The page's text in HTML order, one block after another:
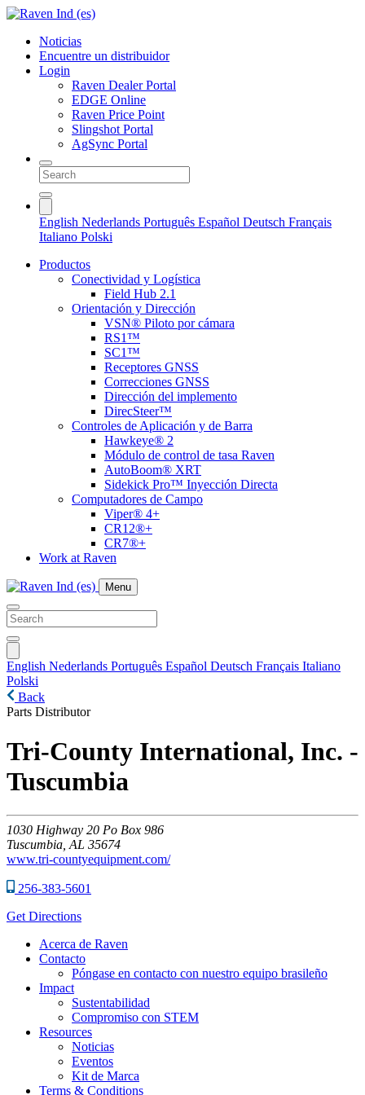
Noticias
Encuentre un distribuidor
Login
Raven Dealer Portal
EDGE Online
Raven Price Point
Slingshot Portal
AgSync Portal
English Nederlands Português Español Deutsch Français
Italiano Polski
Productos
Conectividad y Logística
Field Hub 2.1
Orientación y Dirección
VSN® Piloto por cámara
RS1™
SC1™
Receptores GNSS
Correcciones GNSS
Dirección del implemento
DirecSteer™
Controles de Aplicación y de Barra
Hawkeye® 2
Módulo de control de tasa Raven
AutoBoom® XRT
Sidekick Pro™ Inyección Directa
Computadores de Campo
Viper® 4+
CR12®+
CR7®+
Work at Raven
Menu
English Nederlands Português Español Deutsch Français Italiano
Polski
Back
Parts Distributor
Tri-County International, Inc. -
Tuscumbia
1030 Highway 20 Po Box 986
Tuscumbia, AL 35674
www.tri-countyequipment.com/
256-383-5601
Get Directions
Acerca de Raven
Contacto
Póngase en contacto con nuestro equipo brasileño
Impact
Sustentabilidad
Compromiso con STEM
Resources
Noticias
Eventos
Kit de Marca
Terms & Conditions